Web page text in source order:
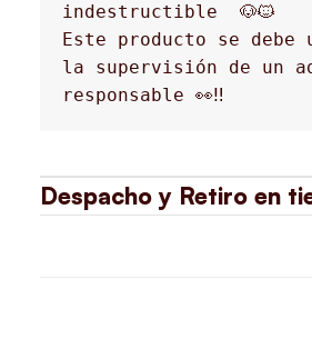
indestructible
🐶🐱
Este producto se debe
la supervisión de un
responsable 👀‼️
Despacho y Retiro en